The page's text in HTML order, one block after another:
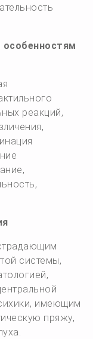
особенностям
реакций,
системы,
имеющим
пряжу,